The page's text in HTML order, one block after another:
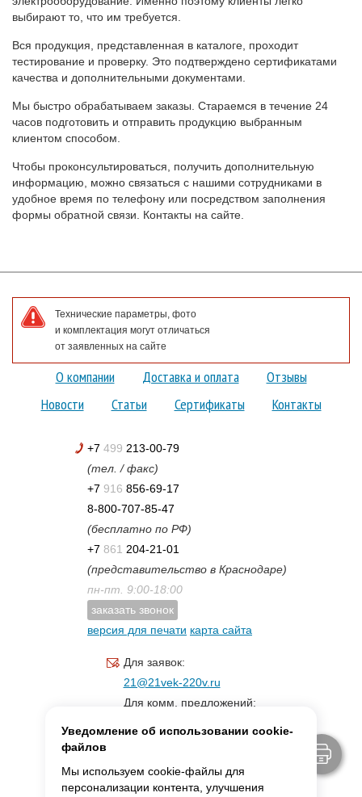
выбирают то, что им требуется.
Вся продукция, представленная в каталоге, проходит
тестирование и проверку. Это подтверждено сертификатами
качества и дополнительными документами.
Мы быстро обрабатываем заказы. Стараемся в течение 24
часов подготовить и отправить продукцию выбранным
клиентом способом.
Чтобы проконсультироваться, получить дополнительную
информацию, можно связаться с нашими сотрудниками в
удобное время по телефону или посредством заполнения
формы обратной связи. Контакты на сайте.
Технические параметры, фото
и комплектация могут отличаться
от заявленных на сайте
О компании Доставка и оплата
Отзывы
Новости
Статьи Сертификаты Контакты
+7 499 213-00-79
(тел. / факс)
+7 916 856-69-17
8-800-707-85-47
(бесплатно по РФ)
+7 861 204-21-01
(представительство в Краснодаре)
пн-пт. 9:00-18:00
заказать звонок
версия для печати карта сайта
Для заявок:
21@21vek-220v.ru
Для комм. предложений:
Уведомление об использовании cookie-
файлов
Мы используем cookie-файлы для
персонализации контента, улучшения